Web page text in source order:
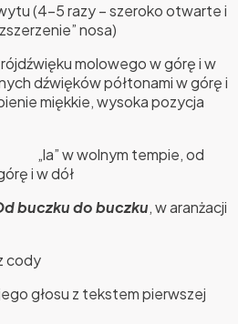
(4-5 razy – szeroko otwarte i
nosa)
molowego w górę i w
dźwięków półtonami w górę i
miękkie, wysoka pozycja
„la” w wolnym tempie, od
i w dół
buczku do buczku, w aranżacji
cody
głosu z tekstem pierwszej